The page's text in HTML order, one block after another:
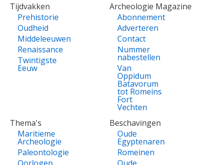
Tijdvakken
Prehistorie
Oudheid
Middeleeuwen
Renaissance
Twintigste
Eeuw
Archeologie Magazine
Abonnement
Adverteren
Contact
Nummer
nabestellen
Van
Oppidum
Batavorum
tot Romeins
Fort
Vechten
Thema's
Maritieme
Archeologie
Paleontologie
Oorlogen
Beschavingen
Oude
Egyptenaren
Romeinen
Oude